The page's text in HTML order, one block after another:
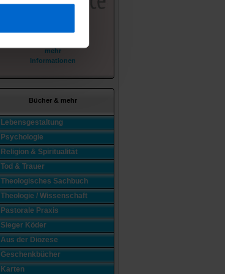
mehr
Informationen
Bücher & mehr
Lebensgestaltung
Psychologie
Religion & Spiritualität
Tod & Trauer
Theologisches Sachbuch
Theologie / Wissenschaft
Pastorale Praxis
Sieger Köder
Aus der Diözese
Geschenkbücher
Karten